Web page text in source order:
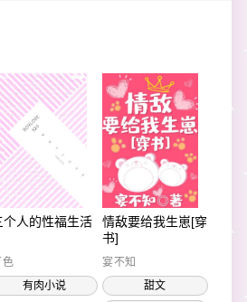
个人的性福生活
色
有肉小说
情敌要给我生崽[穿
书]
宴不知
甜文